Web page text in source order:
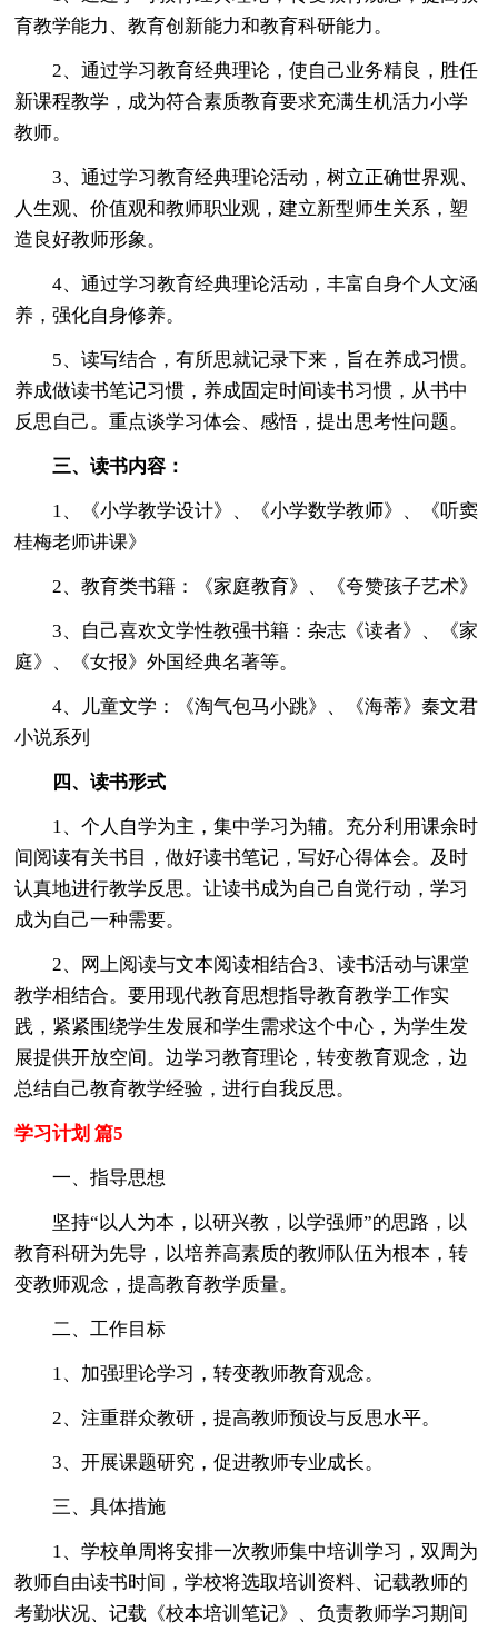
育教学能力、教育创新能力和教育科研能力。
2、通过学习教育经典理论，使自己业务精良，胜任
新课程教学，成为符合素质教育要求充满生机活力小学
教师。
3、通过学习教育经典理论活动，树立正确世界观、
人生观、价值观和教师职业观，建立新型师生关系，塑
造良好教师形象。
4、通过学习教育经典理论活动，丰富自身个人文涵
养，强化自身修养。
5、读写结合，有所思就记录下来，旨在养成习惯。
养成做读书笔记习惯，养成固定时间读书习惯，从书中
反思自己。重点谈学习体会、感悟，提出思考性问题。
三、读书内容：
1、《小学教学设计》、《小学数学教师》、《听窦
桂梅老师讲课》
2、教育类书籍：《家庭教育》、《夸赞孩子艺术》
3、自己喜欢文学性教强书籍：杂志《读者》、《家
庭》、《女报》外国经典名著等。
4、儿童文学：《淘气包马小跳》、《海蒂》秦文君
小说系列
四、读书形式
1、个人自学为主，集中学习为辅。充分利用课余时
间阅读有关书目，做好读书笔记，写好心得体会。及时
认真地进行教学反思。让读书成为自己自觉行动，学习
成为自己一种需要。
2、网上阅读与文本阅读相结合3、读书活动与课堂
教学相结合。要用现代教育思想指导教育教学工作实
践，紧紧围绕学生发展和学生需求这个中心，为学生发
展提供开放空间。边学习教育理论，转变教育观念，边
总结自己教育教学经验，进行自我反思。
学习计划 篇5
一、指导思想
坚持“以人为本，以研兴教，以学强师”的思路，以
教育科研为先导，以培养高素质的教师队伍为根本，转
变教师观念，提高教育教学质量。
二、工作目标
1、加强理论学习，转变教师教育观念。
2、注重群众教研，提高教师预设与反思水平。
3、开展课题研究，促进教师专业成长。
三、具体措施
1、学校单周将安排一次教师集中培训学习，双周为
教师自由读书时间，学校将选取培训资料、记载教师的
考勤状况、记载《校本培训笔记》、负责教师学习期间